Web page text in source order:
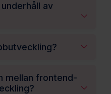
av
mellan frontend-